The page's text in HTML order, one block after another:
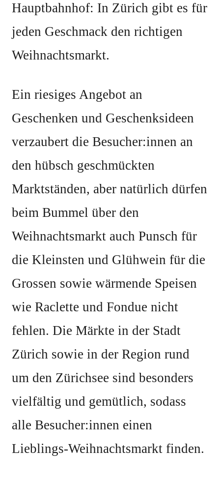
Hauptbahnhof: In Zürich gibt es für
jeden Geschmack den richtigen
Weihnachtsmarkt.
Ein riesiges Angebot an
Geschenken und Geschenksideen
verzaubert die Besucher:innen an
den hübsch geschmückten
Marktständen, aber natürlich dürfen
beim Bummel über den
Weihnachtsmarkt auch Punsch für
die Kleinsten und Glühwein für die
Grossen sowie wärmende Speisen
wie Raclette und Fondue nicht
fehlen. Die Märkte in der Stadt
Zürich sowie in der Region rund
um den Zürichsee sind besonders
vielfältig und gemütlich, sodass
alle Besucher:innen einen
Lieblings-Weihnachtsmarkt finden.